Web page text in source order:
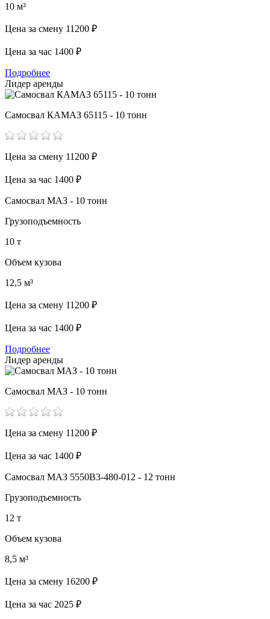
10 м³
Цена за смену 11200 ₽
Цена за час 1400 ₽
Подробнее
Лидер аренды
Самосвал КАМАЗ 65115 - 10 тонн
Цена за смену 11200 ₽
Цена за час 1400 ₽
Самосвал МАЗ - 10 тонн
Грузоподъемность
10 т
Объем кузова
12,5 м³
Цена за смену 11200 ₽
Цена за час 1400 ₽
Подробнее
Лидер аренды
Самосвал МАЗ - 10 тонн
Цена за смену 11200 ₽
Цена за час 1400 ₽
Самосвал МАЗ 5550В3-480-012 - 12 тонн
Грузоподъемность
12 т
Объем кузова
8,5 м³
Цена за смену 16200 ₽
Цена за час 2025 ₽